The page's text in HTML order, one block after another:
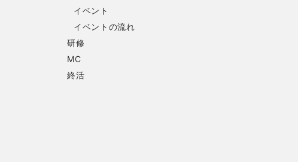
イベント
イベントの流れ
研修
MC
終活